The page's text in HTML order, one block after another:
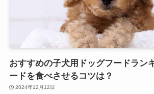
おすすめの子犬用ドッグフードラン
ードを食べさせるコツは？
2024年12月12日